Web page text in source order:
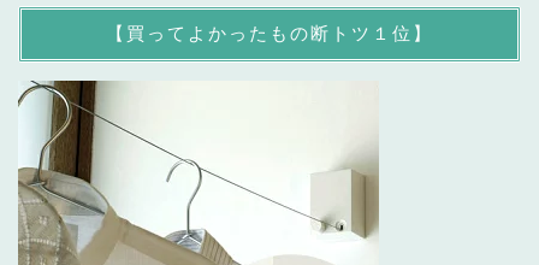
【買ってよかったもの断トツ１位】